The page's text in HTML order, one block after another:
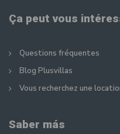
Ça peut vous
Questions fréquentes
Blog Plusvillas
Vous recherchez une
Saber más